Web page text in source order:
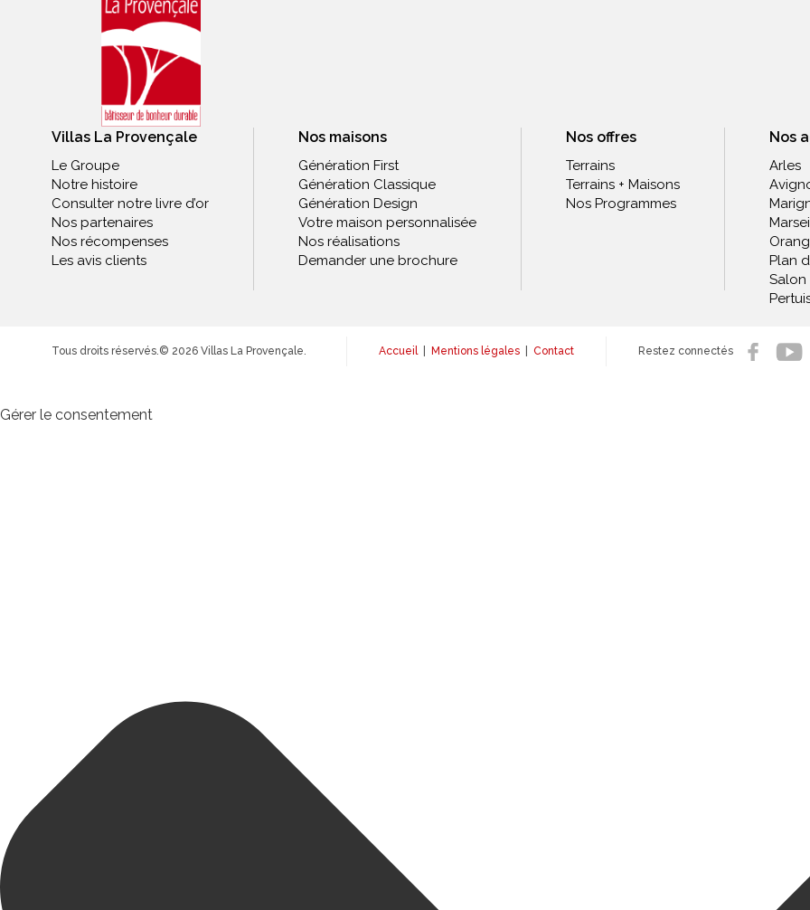
Villas La Provençale
Le Groupe
Notre histoire
Consulter notre livre d’or
Nos partenaires
Nos récompenses
Les avis clients
Nos maisons
Génération First
Génération Classique
Génération Design
Votre maison personnalisée
Nos réalisations
Demander une brochure
Nos offres
Terrains
Terrains + Maisons
Nos Programmes
Nos
Arles
Plan
Salon
© 2026 Villas La Provençale.
Tous droits réservés. Accueil| Mentions légales Contact Restez connectés
Gérer le consentement